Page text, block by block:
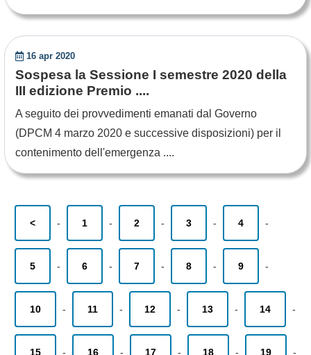
16 apr 2020
Sospesa la Sessione I semestre 2020 della
III edizione Premio ....
A seguito dei provvedimenti emanati dal Governo
(DPCM 4 marzo 2020 e successive disposizioni) per il
contenimento dell'emergenza ....
< - 1 - 2 - 3 - 4 -
5 - 6 - 7 - 8 - 9 -
10 - 11 - 12 - 13 - 14 -
15 - 16 - 17 - 18 - 19 -